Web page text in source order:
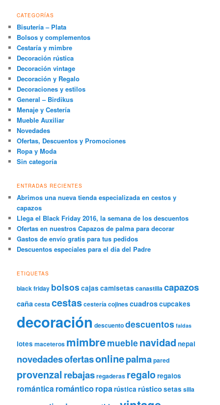
CATEGORÍAS
Bisutería – Plata
Bolsos y complementos
Cestaría y mimbre
Decoración rústica
Decoración vintage
Decoración y Regalo
Decoraciones y estilos
General – Birdikus
Menaje y Cestería
Mueble Auxiliar
Novedades
Ofertas, Descuentos y Promociones
Ropa y Moda
Sin categoría
ENTRADAS RECIENTES
Abrimos una nueva tienda especializada en cestos y
capazos
Llega el Black Friday 2016, la semana de los descuentos
Ofertas en nuestros Capazos de palma para decorar
Gastos de envío gratis para tus pedidos
Descuentos especiales para el día del Padre
ETIQUETAS
black friday bolsos cajas camisetas canastillacapazos
cañacestacestascesteríacojinescuadroscupcakes
decoración descuentodescuentos faldas
lotes maceteros mimbremueblenavidad nepal
novedadesofertasonlinepalmapared
provenzalrebajasregaderas regalo regalos
romántica románticoroparústica rústicosetas silla